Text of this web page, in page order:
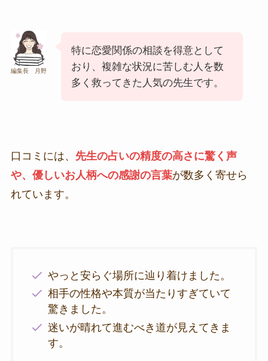
編集長 月野
特に恋愛関係の相談を得意として
おり、複雑な状況に苦しむ人を数
多く救ってきた人気の先生です。
口コミには、 先生の占いの精度の高さに驚く声
や、優しいお人柄への感謝の言葉が数多く寄せら
れています。
やっと安らぐ場所に辿り着けました。
相手の性格や本質が当たりすぎていて
驚きました。
迷いが晴れて進むべき道が見えてきま
す。